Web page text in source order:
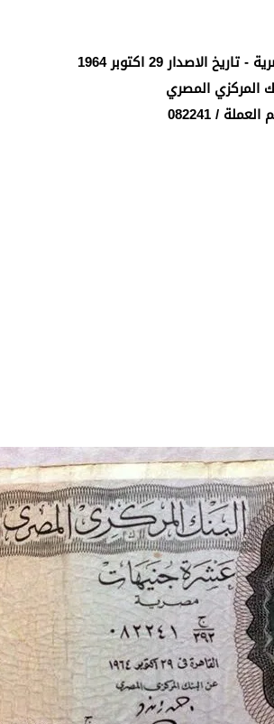
الاصدار 29 اكتوبر 1964
المركزي المصري
/ 082241